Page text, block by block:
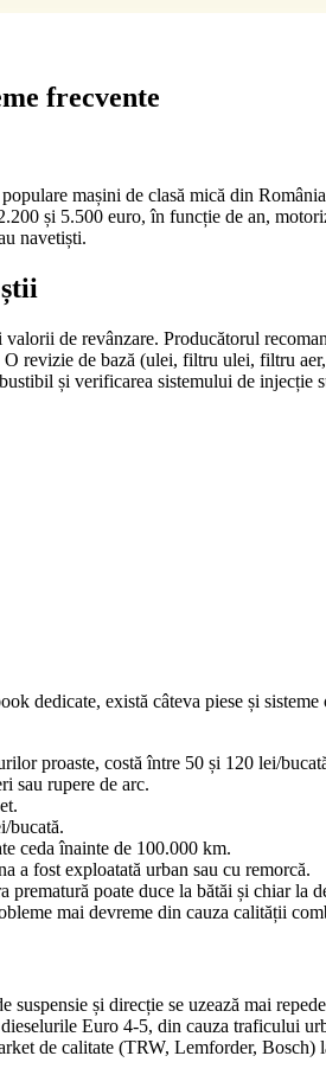
frecvente
mașini de clasă mică din
și 5.500 euro, în funcție de an,
navetiști.
de revânzare. Producătorul
revizie de bază (ulei, filtru ulei, filtru
și verificarea sistemului de injecție
dedicate, există câteva piese și
proaste, costă între 50 și 120 lei/
sau rupere de arc.
bucată.
ceda înainte de 100.000 km.
a fost exploatată urban sau cu remorcă.
prematură poate duce la bătăi și chiar la
mai devreme din cauza calității
și direcție se uzează mai
Euro 4-5, din cauza traficului
de calitate (TRW, Lemforder, Bosch)